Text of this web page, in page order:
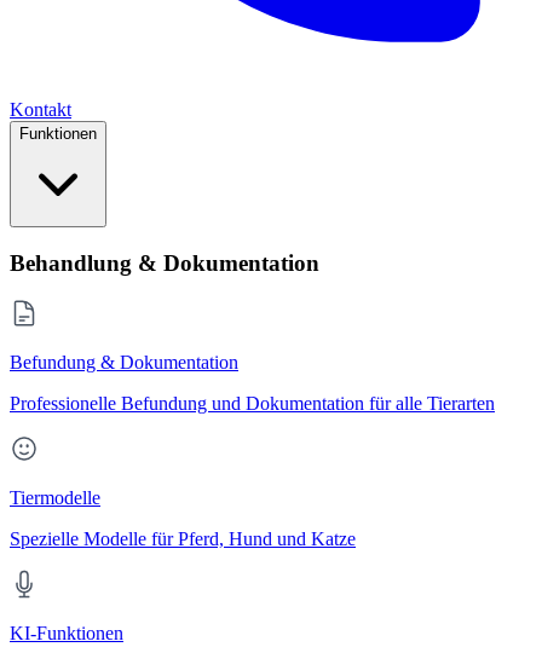
Kontakt
Funktionen
Behandlung & Dokumentation
Befundung & Dokumentation
Professionelle Befundung und Dokumentation für alle Tierarten
Tiermodelle
Spezielle Modelle für Pferd, Hund und Katze
KI-Funktionen